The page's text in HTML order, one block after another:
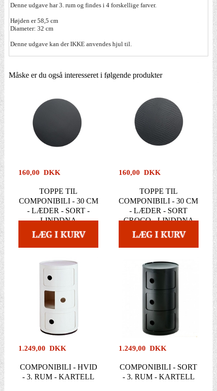
Denne udgave har 3. rum og findes i 4 forskellige farver.
Højden er 58,5 cm
Diameter: 32 cm
Denne udgave kan der IKKE anvendes hjul til.
Måske er du også interesseret i følgende produkter
160,00 DKK
TOPPE TIL
COMPONIBILI - 30 CM
- LÆDER - SORT -
LINDDNA
160,00 DKK
TOPPE TIL
COMPONIBILI - 30 CM
- LÆDER - SORT
CROCO - LINDDNA
1.249,00 DKK
COMPONIBILI - HVID
- 3. RUM - KARTELL
1.249,00 DKK
COMPONIBILI - SORT
- 3. RUM - KARTELL